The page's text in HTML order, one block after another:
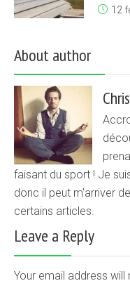
12
About author
faisant du sport ! Je
donc il peut m'arriver
certains articles.
Leave a Reply
Your email address will